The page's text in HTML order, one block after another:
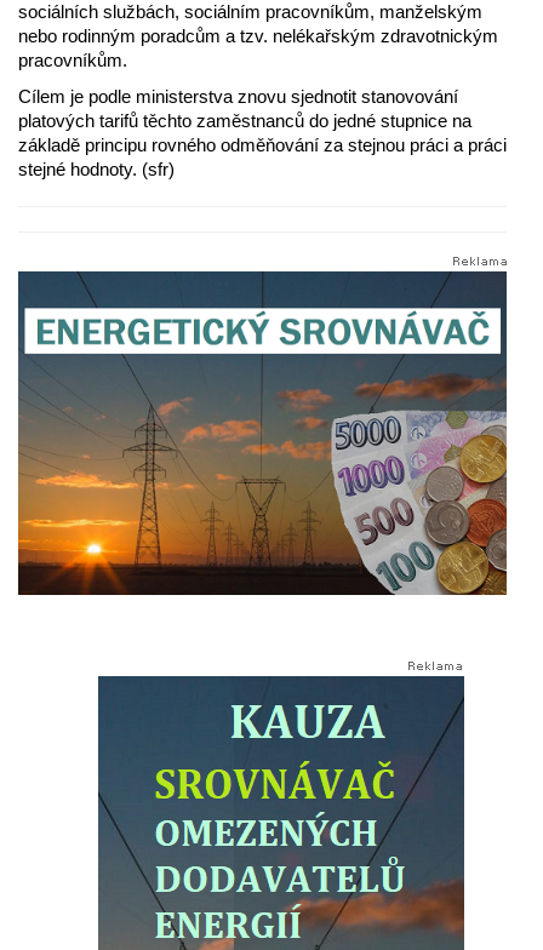
sociálních službách, sociálním pracovníkům, manželským
nebo rodinným poradcům a tzv. nelékařským zdravotnickým
pracovníkům.
Cílem je podle ministerstva znovu sjednotit stanovování
platových tarifů těchto zaměstnanců do jedné stupnice na
základě principu rovného odměňování za stejnou práci a práci
stejné hodnoty. (sfr)